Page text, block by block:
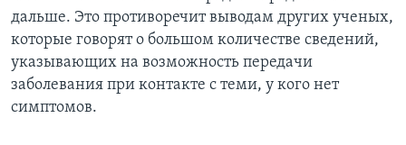
дальше. Это противоречит выводам других ученых,
которые говорят о большом количестве сведений,
указывающих на возможность передачи
заболевания при контакте с теми, у кого нет
симптомов.